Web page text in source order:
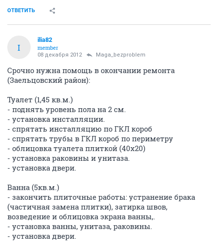
ОТВЕТИТЬ
I
ilia82
member
08 декабря 2012 Maga_bezproblem
Срочно нужна помощь в окончании ремонта
(Заельцовский район):
Туалет (1,45 кв.м.)
- поднять уровень пола на 2 см.
- установка инсталляции.
- спрятать инсталляцию по ГКЛ короб
- спрятать трубы в ГКЛ короб по периметру
- облицовка туалета плиткой (40х20)
- установка раковины и унитаза.
- установка двери.
Ванна (5кв.м.)
- закончить плиточные работы: устранение брака
(частичная замена плитки), затирка швов,
возведение и облицовка экрана ванны,.
- установка ванны, унитаза, раковины.
- установка двери.